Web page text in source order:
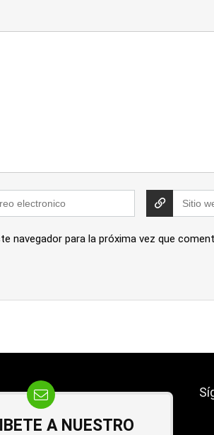
navegador para la próxima vez que
A NUESTRO